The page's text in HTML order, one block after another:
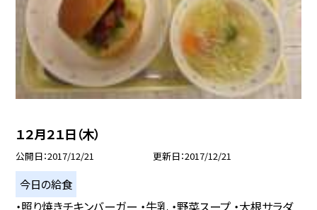
１２月２１日（木）
公開日 2017/12/21 更新日 2017/12/21
今日の給食
・照り焼きチキンバーガー ・牛乳 ・野菜スープ ・大根サラダ